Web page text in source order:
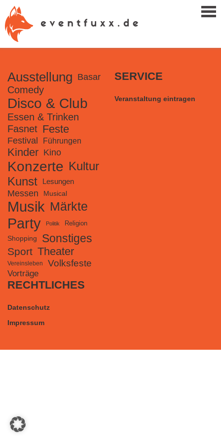
Ausstellung Basar
Comedy
Disco & Club
Essen & Trinken
Fasnet Feste
Festival Führungen
Kinder Kino
Konzerte Kultur
Kunst Lesungen
Messen Musical
Musik Märkte
Party Politik Religion
Shopping Sonstiges
Sport Theater
Vereinsleben Volksfeste
Vorträge
SERVICE
Veranstaltung eintragen
RECHTLICHES
Datenschutz
Impressum